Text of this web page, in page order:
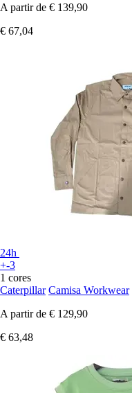
A partir de € 139,90
€ 67,04
24h
+-3
1 cores
Caterpillar Camisa Workwear
A partir de € 129,90
€ 63,48